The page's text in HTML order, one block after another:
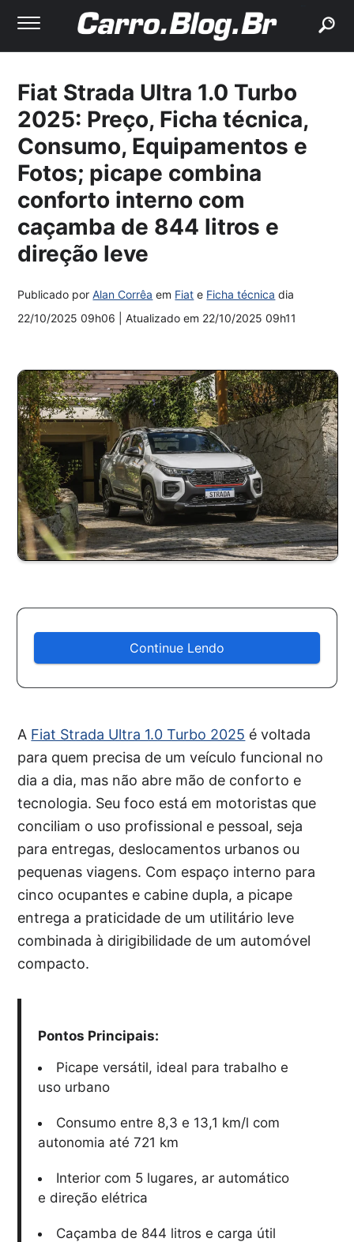
Fiat Strada Ultra 1.0 Turbo
2025: Preço, Ficha técnica,
Consumo, Equipamentos e
Fotos; picape combina
conforto interno com
caçamba de 844 litros e
direção leve
Publicado porAlan Corrêa em Fiat e Ficha técnica dia
22/10/2025 09h06
| Atualizado em 22/10/2025 09h11
Continue Lendo
A Fiat Strada Ultra 1.0 Turbo 2025 é voltada
para quem precisa de um veículo funcional no
dia a dia, mas não abre mão de conforto e
tecnologia. Seu foco está em motoristas que
conciliam o uso profissional e pessoal, seja
para entregas, deslocamentos urbanos ou
pequenas viagens. Com espaço interno para
cinco ocupantes e cabine dupla, a picape
entrega a praticidade de um utilitário leve
combinada à dirigibilidade de um automóvel
compacto.
Pontos Principais:
Picape versátil, ideal para trabalho e
uso urbano
Consumo entre 8,3 e 13,1 km/l com
autonomia até 721 km
Interior com 5 lugares, ar automático
e direção elétrica
Caçamba de 844 litros e carga útil